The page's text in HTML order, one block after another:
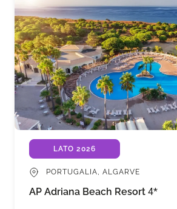
LATO 2026
PORTUGALIA, ALGARVE
AP Adriana Beach Resort 4*